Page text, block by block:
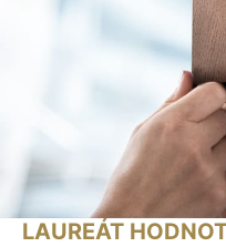
LAUREÁT